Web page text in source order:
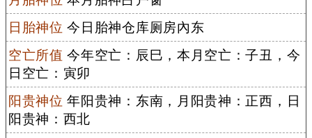
日胎神位 今日胎神仓库厕房內东
空亡所值 今年空亡：辰巳，本月空亡：子丑，今
日空亡：寅卯
阳贵神位 年阳贵神：东南，月阳贵神：正西，日
阳贵神：西北